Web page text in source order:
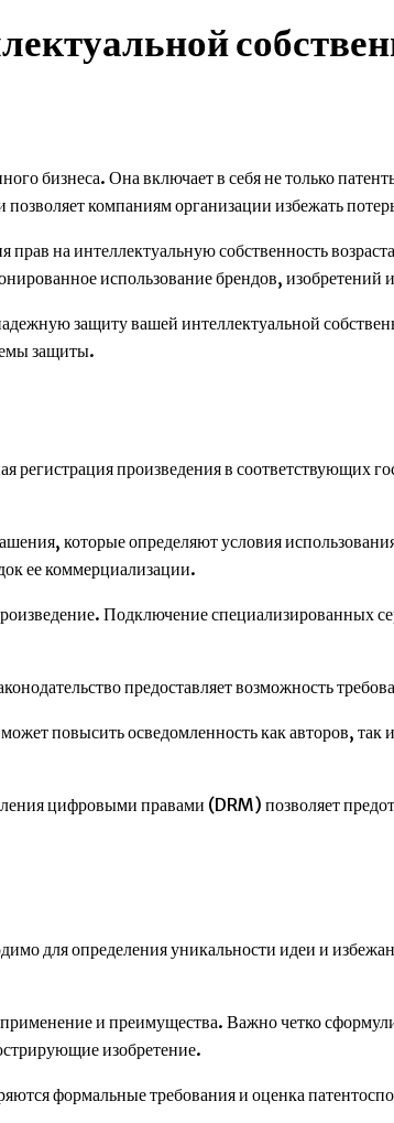
бизнеса. Она включает в себя не только
компаниям организации избежать
на интеллектуальную собственность
использование брендов, изобретений
защиту вашей интеллектуальной
защиты.
произведения в соответствующих
которые определяют условия
ее коммерциализации.
Подключение специализированных
предоставляет возможность
повысить осведомленность как авторов, так
цифровыми правами (DRM) позволяет
для определения уникальности идеи и
и преимущества. Важно четко
изобретение.
формальные требования и оценка